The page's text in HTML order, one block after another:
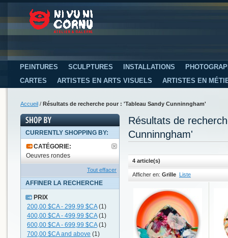
PEINTURES SCULPTURES INSTALLATIONS
CARTES
ARTISTES EN ARTS VISUELS ARTISTES EN
Accueil / Résultats de recherche pour : 'Tableau Sandy Cunninngham'
Résultats de
Cunninngham'
4 article(s)
Afficher en: Grille Liste
CURRENTLY SHOPPING BY:
CATÉGORIE:
Oeuvres rondes
Tout effacer
AFFINER LA RECHERCHE
PRIX
200,00 $CA- 299,99 $CA(1)
400,00 $CA- 499,99 $CA(1)
600,00 $CA- 699,99 $CA(1)
700,00 $CAand above (1)